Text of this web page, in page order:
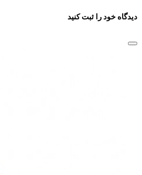
دیدگاه خود را ثبت کنید